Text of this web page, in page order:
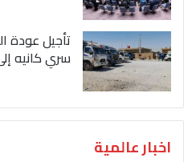
تأجيل عودة
سري كانيه
اخبار عالمية